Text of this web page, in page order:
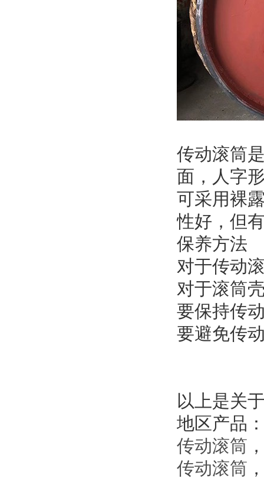
传动滚筒
面，人字
可采用裸
性好，但
保养方法
对于传动
对于滚筒
要保持传
要避免传
以上是关
地区产品
传动滚筒
传动滚筒